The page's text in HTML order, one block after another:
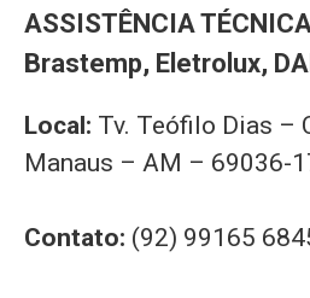
ASSISTÊNCIA
Brastemp, Eletrolux,
Local: Tv. Teófilo Dias –
Manaus – AM – 69036-
Contato: (92) 99165